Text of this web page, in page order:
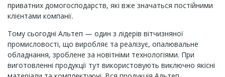
приватних домогосподарств, які вже значаться постійними
клієнтами компанії.
Тому сьогодні Альтеп — один з лідерів вітчизняної
промисловості, що виробляє та реалізує, опалювальне
обладнання, зроблене за новітніми технологіями. При
виготовленні продукції тут використовують виключно якісні